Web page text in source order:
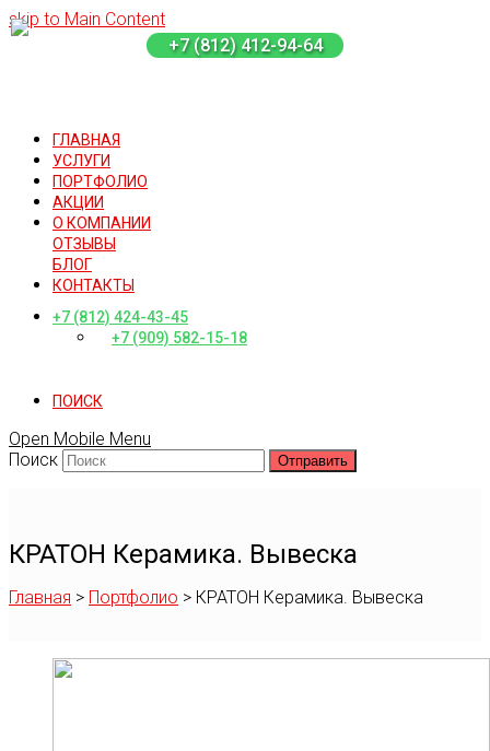
+7 (812) 412-94-64
skip to Main Content
ГЛАВНАЯ
УСЛУГИ
ПОРТФОЛИО
АКЦИИ
О КОМПАНИИ
ОТЗЫВЫ
БЛОГ
КОНТАКТЫ
+7 (812) 424-43-45
+7 (909) 582-15-18
ПОИСК
Open Mobile Menu
Поиск
Отправить
КРАТОН Керамика. Вывеска
Главная > Портфолио > КРАТОН Керамика. Вывеска